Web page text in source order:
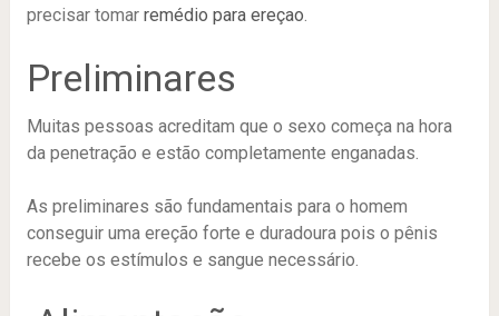
precisar tomar remédio para ereçao.
Preliminares
Muitas pessoas acreditam que o sexo começa na hora
da penetração e estão completamente enganadas.
As preliminares são fundamentais para o homem
conseguir uma ereção forte e duradoura pois o pênis
recebe os estímulos e sangue necessário.